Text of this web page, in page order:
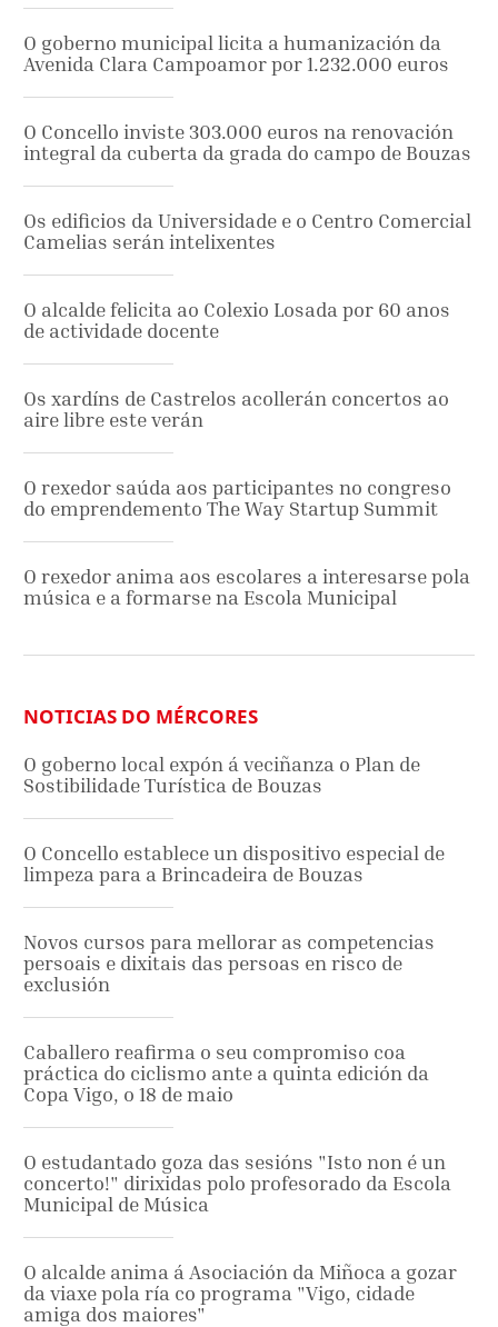
O goberno municipal licita a humanización da
Avenida Clara Campoamor por 1.232.000 euros
O Concello inviste 303.000 euros na renovación
integral da cuberta da grada do campo de Bouzas
Os edificios da Universidade e o Centro Comercial
Camelias serán intelixentes
O alcalde felicita ao Colexio Losada por 60 anos
de actividade docente
Os xardíns de Castrelos acollerán concertos ao
aire libre este verán
O rexedor saúda aos participantes no congreso
do emprendemento The Way Startup Summit
O rexedor anima aos escolares a interesarse pola
música e a formarse na Escola Municipal
NOTICIAS DO MÉRCORES
O goberno local expón á veciñanza o Plan de
Sostibilidade Turística de Bouzas
O Concello establece un dispositivo especial de
limpeza para a Brincadeira de Bouzas
Novos cursos para mellorar as competencias
persoais e dixitais das persoas en risco de
exclusión
Caballero reafirma o seu compromiso coa
práctica do ciclismo ante a quinta edición da
Copa Vigo, o 18 de maio
O estudantado goza das sesións "Isto non é un
concerto!" dirixidas polo profesorado da Escola
Municipal de Música
O alcalde anima á Asociación da Miñoca a gozar
da viaxe pola ría co programa "Vigo, cidade
amiga dos maiores"